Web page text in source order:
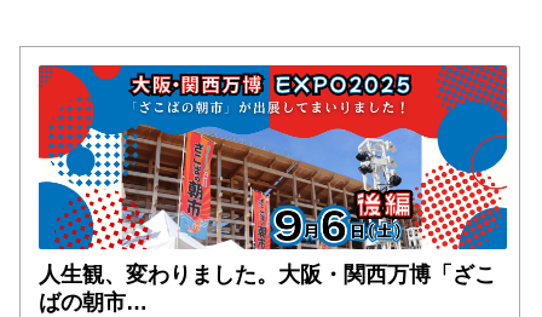
人生観、変わりました。大阪・関西万博「ざこ
ばの朝市…